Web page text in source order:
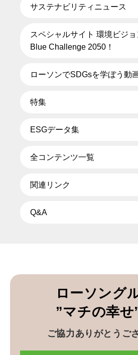
サステナビリティニュース
スペシャルサイト 環境ビジ
Blue Challenge 2050！
ローソンでSDGsを学ぼう動
特集
ESGデータ集
全コンテンツ一覧
関連リンク
Q&A
ローソング
”マチの幸せ
ご協力ありがとうご